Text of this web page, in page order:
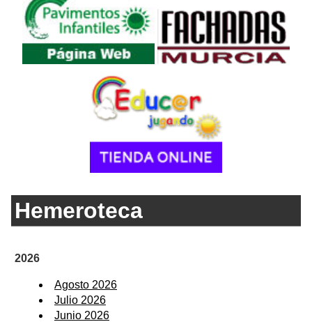
Hemeroteca
2026
Agosto 2026
Julio 2026
Junio 2026